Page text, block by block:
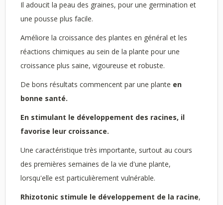
Il adoucit la peau des graines, pour une germination et
une pousse plus facile.
Améliore la croissance des plantes en général et les
réactions chimiques au sein de la plante pour une
croissance plus saine, vigoureuse et robuste.
De bons résultats commencent par une plante en
bonne santé.
En stimulant le développement des racines, il
favorise leur croissance.
Une caractéristique très importante, surtout au cours
des premières semaines de la vie d'une plante,
lorsqu'elle est particulièrement vulnérable.
Rhizotonic stimule le développement de la racine,